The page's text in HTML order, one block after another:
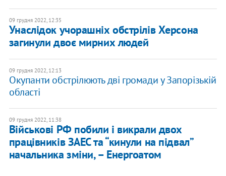
09 грудня 2022, 12:35
Унаслідок учорашніх обстрілів Херсона
загинули двоє мирних людей
09 грудня 2022, 12:13
Окупанти обстрілюють дві громади у Запорізькій
області
09 грудня 2022, 11:38
Військові РФ побили і викрали двох
працівників ЗАЕС та “кинули на підвал”
начальника зміни, – Енергоатом